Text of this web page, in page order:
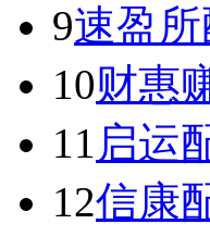
9速盈
10财惠
11 启运
12信康